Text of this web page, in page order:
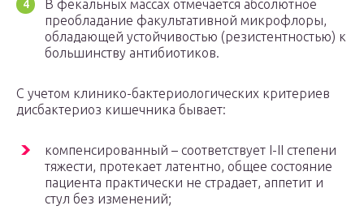
В фекальных массах отмечается абсолютное
преобладание факультативной микрофлоры,
обладающей устойчивостью (резистентностью) к
большинству антибиотиков.
С учетом клинико-бактериологических критериев
дисбактериоз кишечника бывает:
компенсированный – соответствует I-II степени
тяжести, протекает латентно, общее состояние
пациента практически не страдает, аппетит и
стул без изменений;